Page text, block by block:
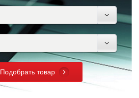
Подобрать товар